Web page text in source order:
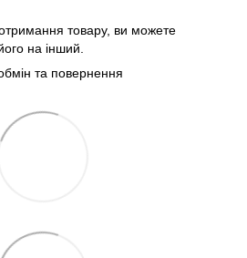
товару, ви можете
на інший.
та повернення